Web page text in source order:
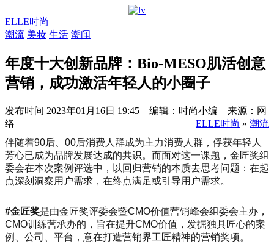
ELLE时尚
潮流 美妆 生活 潮闻
年度十大创新品牌：Bio-MESO肌活创意
营销，成功激活年轻人的小圈子
发布时间 2023年01月16日 19:45 编辑：时尚小编 来源：网
络
ELLE时尚 » 潮流
伴随着90后、00后消费人群成为主力消费人群，俘获年轻人
芳心已成为品牌发展达成的共识。而面对这一课题，金匠奖组
委会在本次案例评选中，以回归营销的本质去思考问题：在起
点深刻洞察用户需求，在终点满足或引导用户需求。
#金匠奖是由金匠奖评委会暨CMO价值营销峰会组委会主办，
CMO训练营承办的，旨在提升CMO价值，发掘独具匠心的案
例、公司、平台，意在打造营销界工匠精神的营销奖项。